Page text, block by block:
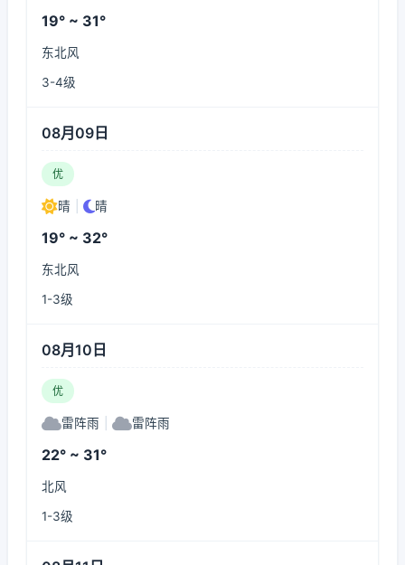
19° ~ 31°
东北风
3-4级
08月09日
优
晴 晴
19° ~ 32°
东北风
1-3级
08月10日
优
雷阵雨 雷阵雨
22° ~ 31°
北风
1-3级